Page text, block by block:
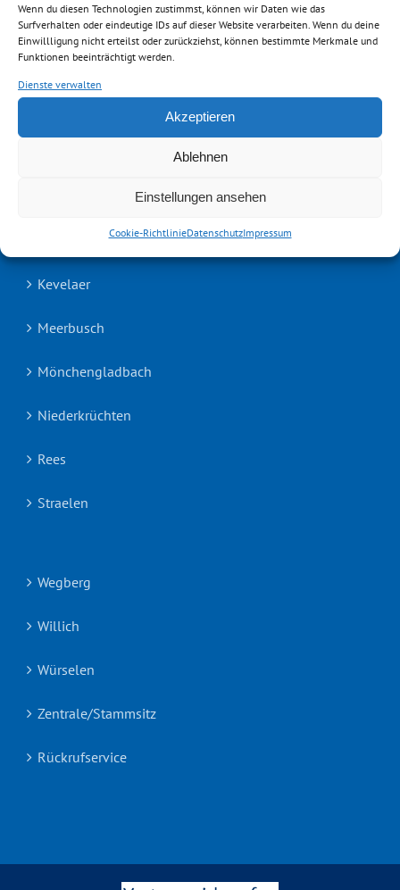
Wenn du diesen Technologien zustimmst, können wir Daten wie das
Surfverhalten oder eindeutige IDs auf dieser Website verarbeiten. Wenn du deine
Einwillligung nicht erteilst oder zurückziehst, können bestimmte Merkmale und
Funktionen beeinträchtigt werden.
Dienste verwalten
Akzeptieren
Ablehnen
Einstellungen ansehen
Cookie-RichtlinieDatenschutzImpressum
Geldern
Kevelaer
Meerbusch
Mönchengladbach
Niederkrüchten
Rees
Straelen
Wegberg
Willich
Würselen
Zentrale/Stammsitz
Rückrufservice